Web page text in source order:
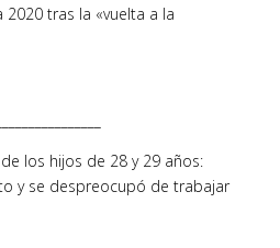
tras la «vuelta a la
los hijos de 28 y 29 años:
y se despreocupó de trabajar